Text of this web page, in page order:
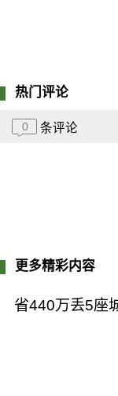
热门评论
0 条评论
更多精彩内容
省440万丢5座